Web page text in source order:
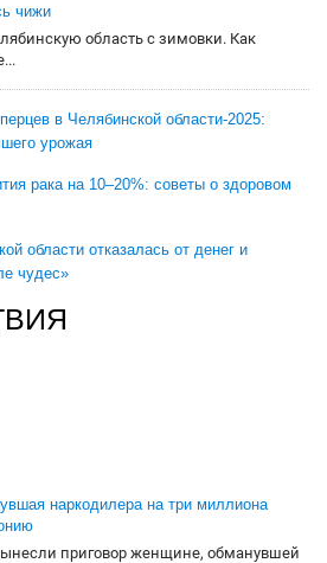
чижи
область с зимовки. Как
в Челябинской области-2025:
урожая
рака на 10–20%: советы о здоровом
области отказалась от денег и
чудес»
наркодилера на три миллиона
приговор женщине, обманувшей